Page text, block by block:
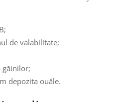
de valabilitate;
găinilor;
depozita ouăle.